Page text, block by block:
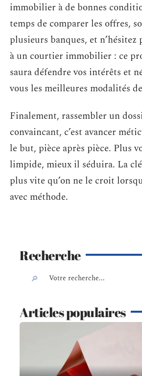
immobilier à de bonnes
temps de comparer les offres,
plusieurs banques, et n’hésitez
à un courtier immobilier : ce
saura défendre vos intérêts et
vous les meilleures modalités
Finalement, rassembler un
convaincant, c’est avancer
le but, pièce après pièce. Plus
limpide, mieux il séduira. La
plus vite qu’on ne le croit
avec méthode.
Recherche
Articles populaires